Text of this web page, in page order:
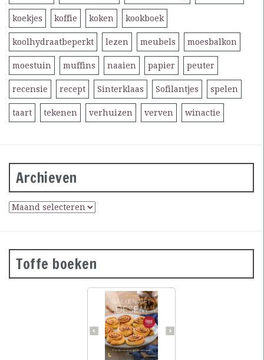
koekjes koffie koken kookboek
koolhydraatbeperkt lezen meubels moesbalkon
moestuin muffins naaien papier peuter
recensie recept Sinterklaas Sofilantjes spelen
taart tekenen verhuizen verven winactie
Archieven
Toffe boeken
Desembrood is
voedzaam, licht
verteerbaar, goed voor de
darmflora én superlekker.
In haar tweede prachtig
geïllustreerde bakboek
verklapt de Sloveense
Anita Sumer de geheimen
van het lekkere brood